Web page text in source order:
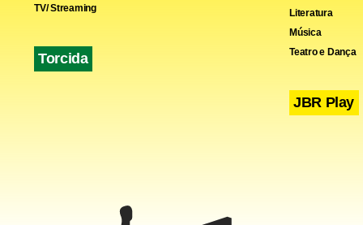
TV/ Streaming
Torcida
Literatura
Música
Teatro e Dança
JBR Play